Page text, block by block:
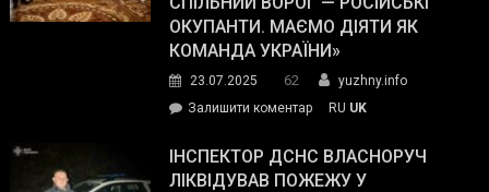
матеріального
резерву
гуманітарну
допомогу
ОКУПАНТИ. МАЄМО ДІЯТИ ЯК
КОМАНДА УКРАЇНИ»
23.07.2025 62
yuzhny.info
Залишити коментарon
провів
нараду
RU UK
ІНСПЕКТОР ДСНС ВЛАСНОРУЧ
ЛІКВІДУВАВ ПОЖЕЖУ У